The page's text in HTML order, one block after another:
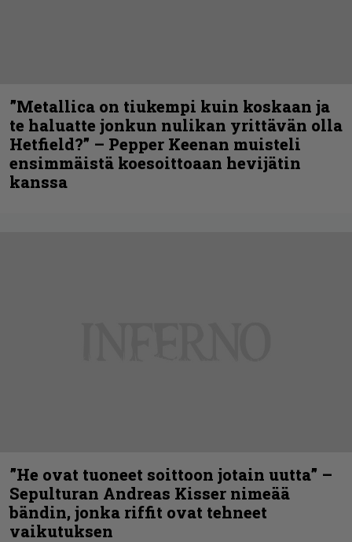
”Metallica on tiukempi kuin koskaan ja
te haluatte jonkun nulikan yrittävän olla
Hetfield?” – Pepper Keenan muisteli
ensimmäistä koesoittoaan hevijätin
kanssa
”He ovat tuoneet soittoon jotain uutta” –
Sepulturan Andreas Kisser nimeää
bändin, jonka riffit ovat tehneet
vaikutuksen